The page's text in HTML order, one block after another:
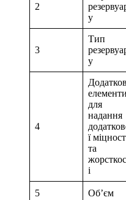
2
у
3
Тип
у
4
елементи
для
надання
ї
та
і
5 Об’єм